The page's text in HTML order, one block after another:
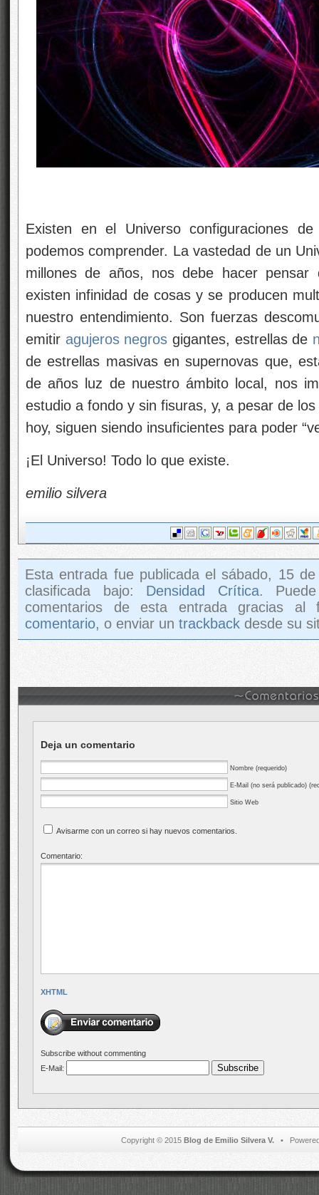
Existen en el Universo configuraciones
podemos comprender. La vastedad de un
millones de años, nos debe hacer pensar
existen infinidad de cosas y se producen
nuestro entendimiento. Son fuerzas
emitir agujeros negros gigantes, estrellas de
de estrellas masivas en supernovas que,
de años luz de nuestro ámbito local, nos
estudio a fondo y sin fisuras, y, a pesar de
hoy, siguen siendo insuficientes para poder
¡El Universo! Todo lo que existe.
emilio silvera
Esta entrada fue publicada el sábado, 15
clasificada bajo: Densidad Crítica.
comentarios de esta entrada gracias
comentario, o enviar un trackback desde su
Deja un comentario
Nombre (requerido)
E-Mail (no será publicado)
Sitio Web
Avisarme con un correo si hay nuevos comentarios.
Comentario:
XHTML
Subscribe without commenting
E-Mail:
Copyright © 2015 Blog de Emilio Silvera V.•